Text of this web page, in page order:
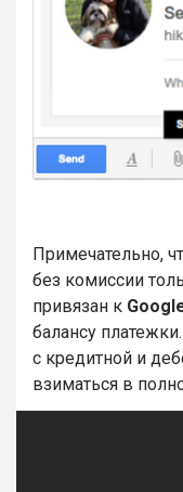
Примечательно,
без комиссии
привязан к
балансу
с кредитной и
взиматься в